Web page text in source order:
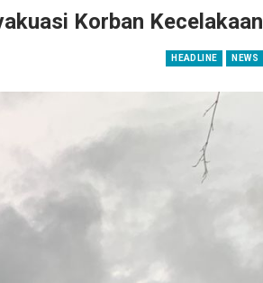
Korban Kecelakaan
HEADLINE NEWS